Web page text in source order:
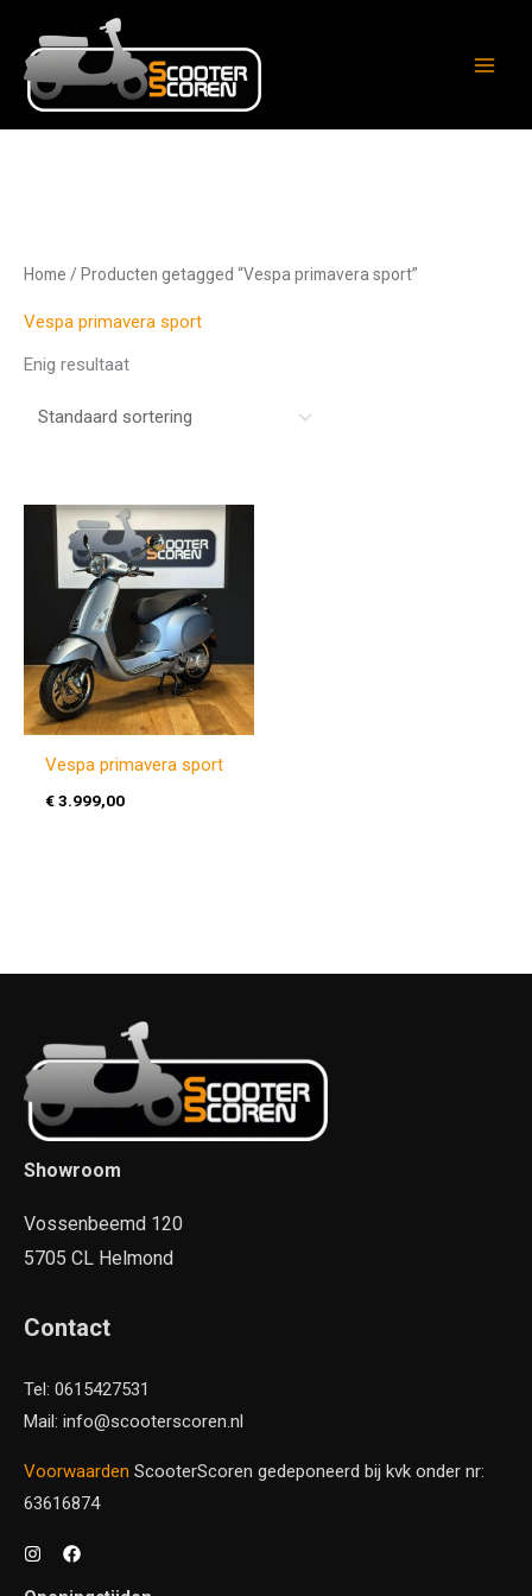
naar
inhoud
Home / Producten getagged “Vespa primavera sport”
Vespa primavera sport
Enig resultaat
Vespa primavera sport
€3.999,00
Showroom
Vossenbeemd 120
5705 CL Helmond
Contact
Tel: 0615427531
Mail: info@scooterscoren.nl
Voorwaarden ScooterScoren gedeponeerd bij kvk onder nr:
63616874